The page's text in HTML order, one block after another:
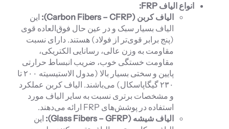
انواع الیاف FRP
:
الیاف کربن (Carbon Fibers – CFRP
): این
الیاف بسیار سبک و در عین حال فوق‌العاده قوی
(پنج برابر قوی‌تر از فولاد) هستند. دارای نسبت
مقاومت به وزن عالی، رسانایی الکتریکی،
مقاومت خستگی خوب، ضریب انبساط حرارتی
پایین و سختی بسیار بالا (مدول الاستیسیته ۲۰۰ تا
۲۳۰ گیگاپاسکال) می‌باشند. الیاف کربن عملکرد
و مشخصات برتری نسبت به سایر الیاف مورد
استفاده در پوشش‌های FRP ارائه می‌دهند.
الیاف شیشه (Glass Fibers – GFRP
): این